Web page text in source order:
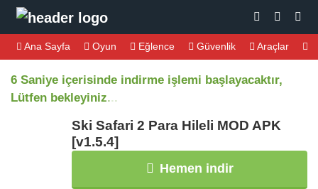
Ana Sayfa Oyun Eğlence Güvenlik Araçlar
6 Saniye içerisinde indirme işlemi başlayacaktır,
Lütfen bekleyiniz...
Ski Safari 2 Para Hileli MOD APK
[v1.5.4]
Hemen indir